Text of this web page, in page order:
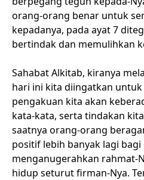
orang-orang benar untuk
kepadanya, pada ayat 7
bertindak dan memulihkan
Sahabat Alkitab, kiranya
hari ini kita diingatkan
pengakuan kita akan
kata-kata, serta tindakan
saatnya orang-orang
positif lebih banyak lagi bagi
menganugerahkan rahmat-
hidup seturut firman-Nya.